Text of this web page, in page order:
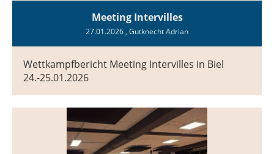
Meeting Intervilles
27.01.2026 , Gutknecht Adrian
Wettkampfbericht Meeting Intervilles in Biel
24.-25.01.2026